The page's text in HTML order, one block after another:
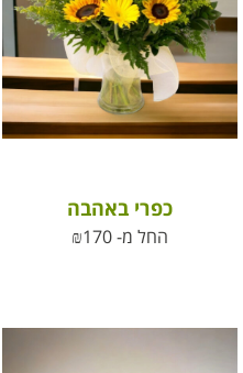
כפרי באהבה
החל מ- ₪170